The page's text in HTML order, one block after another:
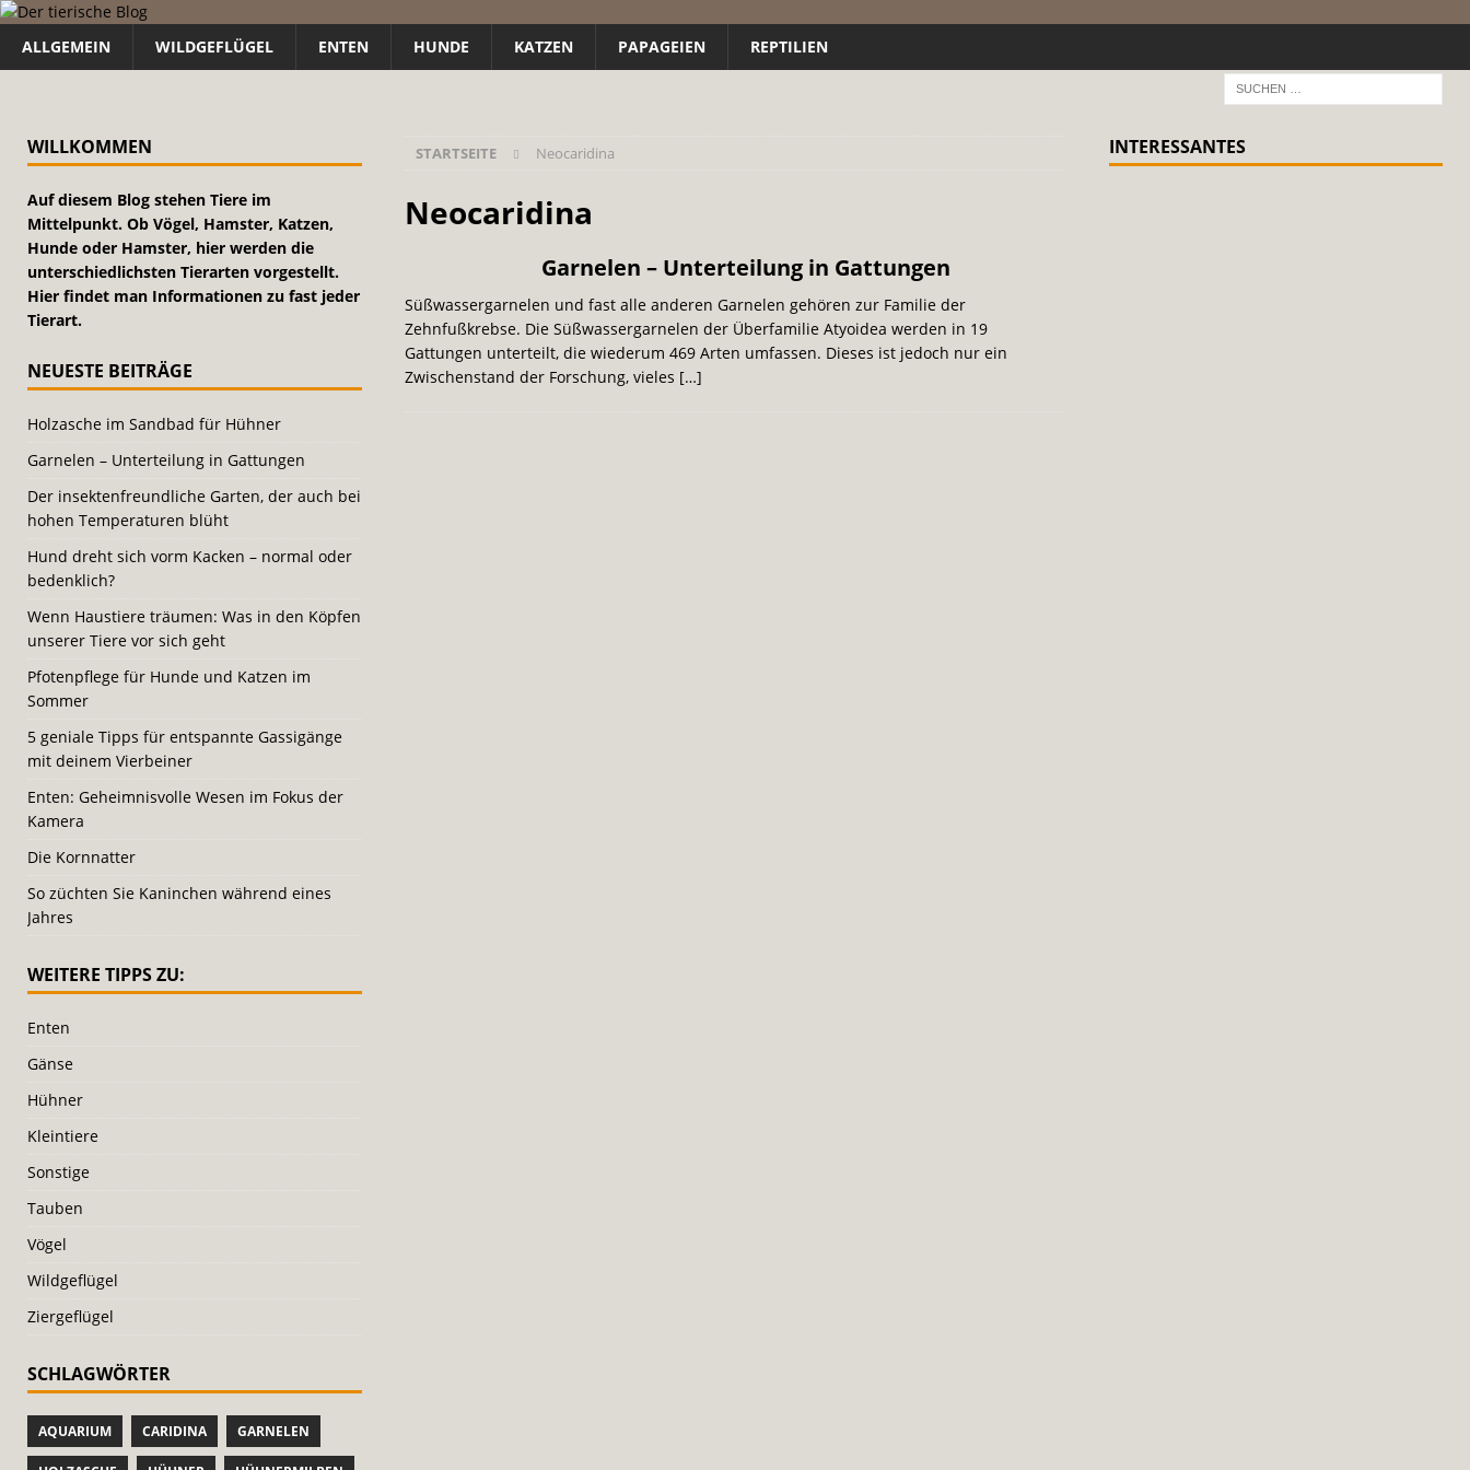
ALLGEMEIN WILDGEFLÜGEL ENTEN HUNDE KATZEN PAPAGEIEN REPTILIEN
STARTSEITE Neocaridina
Neocaridina
Garnelen – Unterteilung in Gattungen
Süßwassergarnelen und fast alle anderen Garnelen gehören zur Familie der
Zehnfußkrebse. Die Süßwassergarnelen der Überfamilie Atyoidea werden in 19
Gattungen unterteilt, die wiederum 469 Arten umfassen. Dieses ist jedoch nur ein
Zwischenstand der Forschung, vieles […]
WILLKOMMEN
Auf diesem Blog stehen Tiere im
Mittelpunkt. Ob Vögel, Hamster, Katzen,
Hunde oder Hamster, hier werden die
unterschiedlichsten Tierarten vorgestellt.
Hier findet man Informationen zu fast jeder
Tierart.
NEUESTE BEITRÄGE
Holzasche im Sandbad für Hühner
Garnelen – Unterteilung in Gattungen
Der insektenfreundliche Garten, der auch bei
hohen Temperaturen blüht
Hund dreht sich vorm Kacken – normal oder
bedenklich?
Wenn Haustiere träumen: Was in den Köpfen
unserer Tiere vor sich geht
Pfotenpflege für Hunde und Katzen im
Sommer
5 geniale Tipps für entspannte Gassigänge
mit deinem Vierbeiner
Enten: Geheimnisvolle Wesen im Fokus der
Kamera
Die Kornnatter
So züchten Sie Kaninchen während eines
Jahres
WEITERE TIPPS ZU:
Enten
Gänse
Hühner
Kleintiere
Sonstige
Tauben
Vögel
Wildgeflügel
Ziergeflügel
SCHLAGWÖRTER
AQUARIUM CARIDINA GARNELEN
INTERESSANTES